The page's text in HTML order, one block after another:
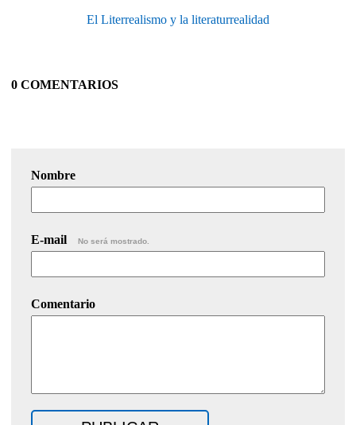
El Literrealismo y la literaturrealidad
0 COMENTARIOS
Nombre
E-mail No será mostrado.
Comentario